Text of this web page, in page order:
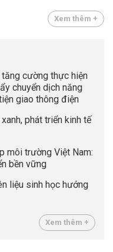
Xem thêm +
cường thực hiện
chuyển dịch năng
giao thông điện
phát triển kinh tế
môi trường Việt Nam:
bền vững
liệu sinh học hướng
Xem thêm +